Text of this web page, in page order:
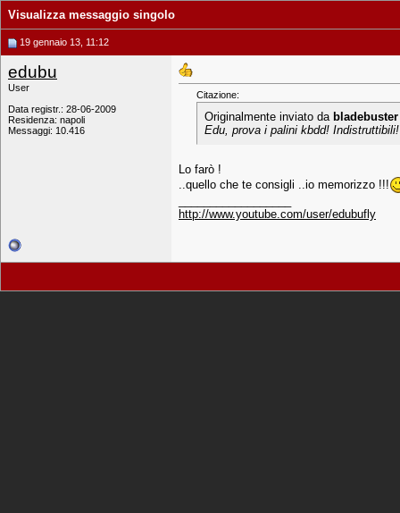
Visualizza messaggio singolo
19 gennaio 13, 11:12
edubu
User
Data registr.: 28-06-2009
Residenza: napoli
Messaggi: 10.416
Citazione:
Originalmente inviato da bladebuster
Edu, prova i palini kbdd! Indistruttibili!
Lo farò !
..quello che te consigli ..io memorizzo !!!
http://www.youtube.com/user/edubufly